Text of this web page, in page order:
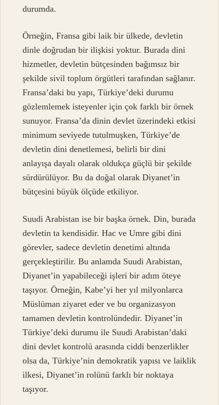
durumda.
Örneğin, Fransa gibi laik bir ülkede, devletin
dinle doğrudan bir ilişkisi yoktur. Burada dini
hizmetler, devletin bütçesinden bağımsız bir
şekilde sivil toplum örgütleri tarafından sağlanır.
Fransa’daki bu yapı, Türkiye’deki durumu
gözlemlemek isteyenler için çok farklı bir örnek
sunuyor. Fransa’da dinin devlet üzerindeki etkisi
minimum seviyede tutulmuşken, Türkiye’de
devletin dini denetlemesi, belirli bir dini
anlayışa dayalı olarak oldukça güçlü bir şekilde
sürdürülüyor. Bu da doğal olarak Diyanet’in
bütçesini büyük ölçüde etkiliyor.
Suudi Arabistan ise bir başka örnek. Din, burada
devletin ta kendisidir. Hac ve Umre gibi dini
görevler, sadece devletin denetimi altında
gerçekleştirilir. Bu anlamda Suudi Arabistan,
Diyanet’in yapabileceği işleri bir adım öteye
taşıyor. Örneğin, Kabe’yi her yıl milyonlarca
Müslüman ziyaret eder ve bu organizasyon
tamamen devletin kontrolündedir. Diyanet’in
Türkiye’deki durumu ile Suudi Arabistan’daki
dini devlet kontrolü arasında ciddi benzerlikler
olsa da, Türkiye’nin demokratik yapısı ve laiklik
ilkesi, Diyanet’in rolünü farklı bir noktaya
taşıyor.